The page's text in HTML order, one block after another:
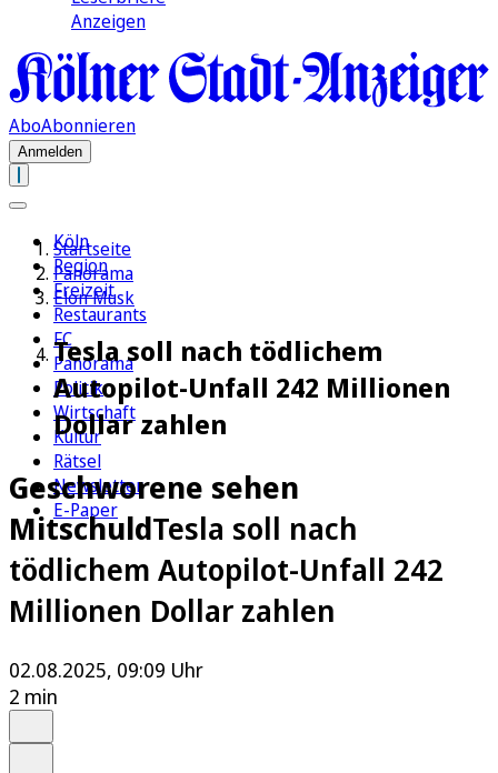
Anzeigen
AboAbonnieren
Anmelden
Köln
Region
Freizeit
Restaurants
FC
Panorama
Politik
Wirtschaft
Kultur
Rätsel
Newsletter
E-Paper
Startseite
Panorama
Elon Musk
Tesla soll nach tödlichem
Autopilot-Unfall 242 Millionen
Dollar zahlen
Geschworene sehen
MitschuldTesla soll nach
tödlichem Autopilot-Unfall 242
Millionen Dollar zahlen
02.08.2025, 09:09 Uhr
2 min